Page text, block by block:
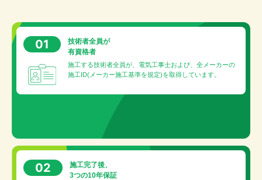
01
技術者全員が
有資格者
施工する技術者全員が、電気工事士および、全メーカーの
施工ID(メーカー施工基準を規定)を取得しています。
02
施工完了後、
3つの10年保証